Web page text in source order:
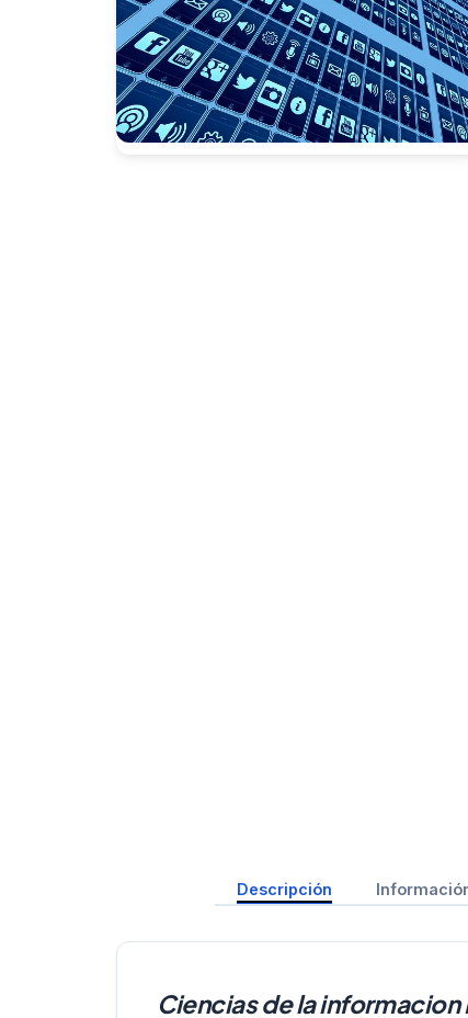
Descripción
Ciencias de la informacion